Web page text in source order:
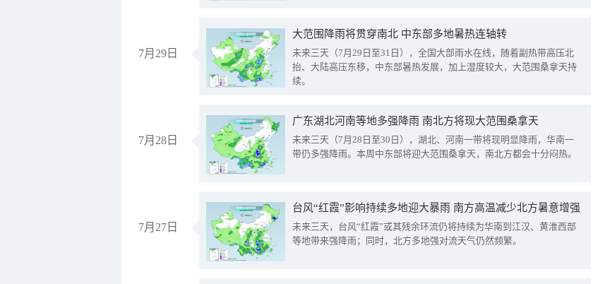
7月29日
大范围降雨将贯穿南北 中东部多地暑热连轴转
未来三天（7月29日至31日），全国大部雨水在线，随着副热带高压北
抬、大陆高压东移，中东部暑热发展，加上湿度较大，大范围桑拿天持
续。
7月28日
广东湖北河南等地多强降雨 南北方将现大范围桑拿天
未来三天（7月28日至30日），湖北、河南一带将现明显降雨，华南一
带仍多强降雨。本周中东部将迎大范围桑拿天，南北方都会十分闷热。
7月27日
台风“红霞”影响持续多地迎大暴雨 南方高温减少北方暑意增强
未来三天，台风“红霞”或其残余环流仍将持续为华南到江汉、黄淮西部
等地带来强降雨；同时，北方多地强对流天气仍然频繁。